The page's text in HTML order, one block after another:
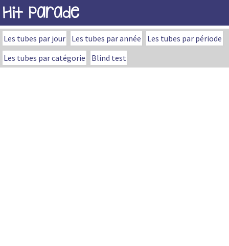
Hit Parade
Les tubes par jour Les tubes par année
Les tubes par période
Les tubes par catégorie
Blind test